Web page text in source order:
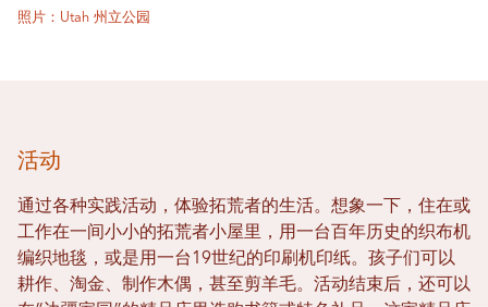
照片：Utah 州立公园
活动
通过各种实践活动，体验拓荒者的生活。想象一下，住在或
工作在一间小小的拓荒者小屋里，用一台百年历史的织布机
编织地毯，或是用一台19世纪的印刷机印纸。孩子们可以
耕作、淘金、制作木偶，甚至剪羊毛。活动结束后，还可以